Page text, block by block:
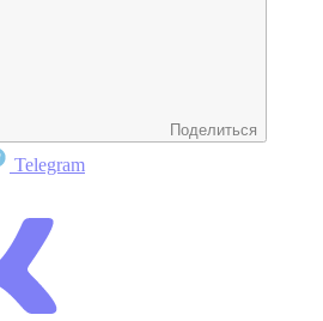
Поделиться
Telegram